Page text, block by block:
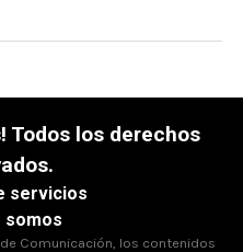
Todos los derechos
servicios
somos
de Comunicación, los contenidos